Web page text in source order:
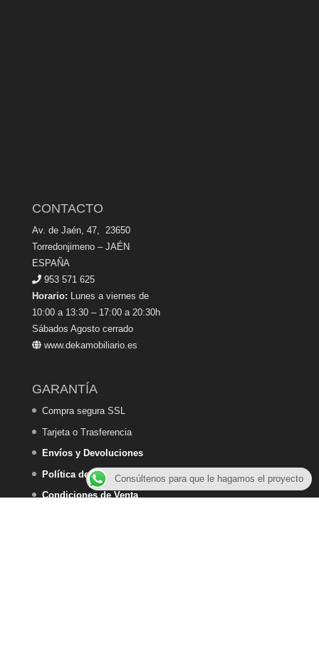
CONTACTO
Av. de Jaén, 47, 23650
Torredonjimeno – JAÉN
ESPAÑA
953 571 625
Horario: Lunes a viernes de
10:00 a 13:30 – 17:00 a 20:30h
Sábados Agosto cerrado
www.dekamobiliario.es
GARANTÍA
Compra segura SSL
Tarjeta o Trasferencia
Envíos y Devoluciones
Política de Privacidad
Condiciones de Venta
Consúltenos para que le hagamos el proyecto